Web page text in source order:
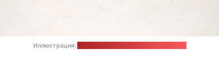
Иллюстрация: